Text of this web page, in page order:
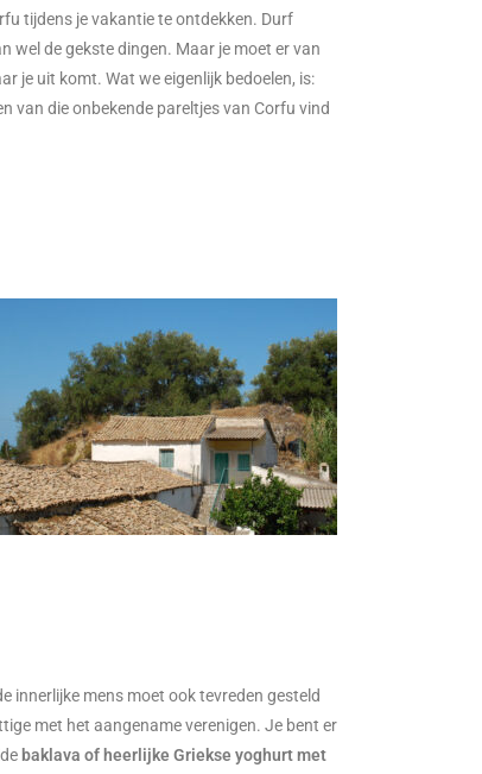
tijdens je vakantie te ontdekken. Durf
wel de gekste dingen. Maar je moet er van
je uit komt. Wat we eigenlijk bedoelen, is:
van die onbekende pareltjes van Corfu vind
innerlijke mens moet ook tevreden gesteld
met het aangename verenigen. Je bent er
baklava of heerlijke Griekse yoghurt met